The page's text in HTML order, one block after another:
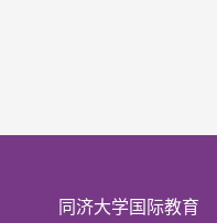
同济大学国际教育